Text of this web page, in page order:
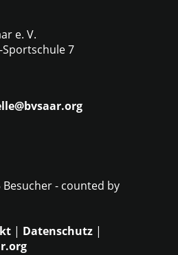
e. V.
7
Besucher - counted by
| Datenschutz |